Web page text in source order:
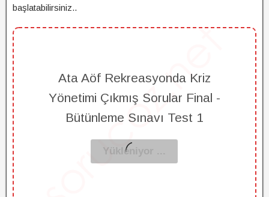
başlatabilirsiniz..
Ata Aöf Rekreasyonda Kriz
Yönetimi Çıkmış Sorular Final -
Bütünleme Sınavı Test 1